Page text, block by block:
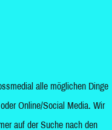
alle möglichen Dinge
Online/Social Media. Wir
auf der Suche nach den